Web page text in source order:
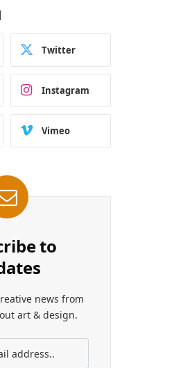
Twitter
Instagram
Vimeo
to
news from
art & design.